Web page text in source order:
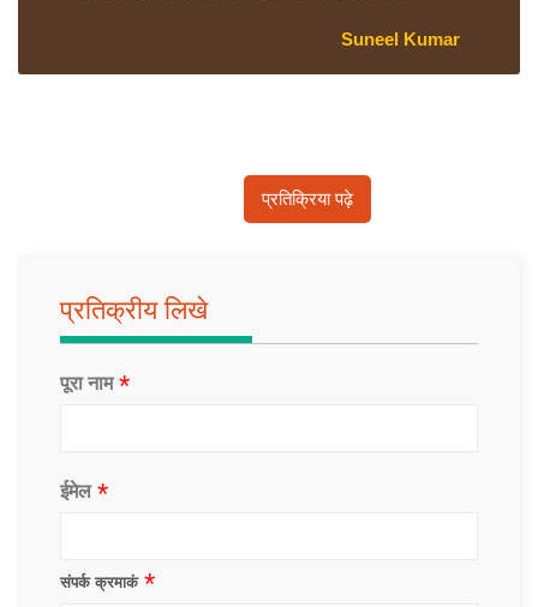
Suneel Kumar
प्रतिक्रिया पढ़े
प्रतिक्रीय लिखे
पूरा नाम
ईमेल
संपर्क क्रमाकं